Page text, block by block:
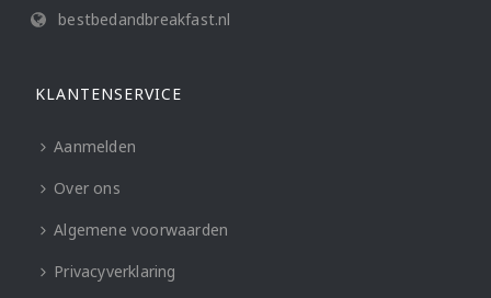
bestbedandbreakfast.nl
KLANTENSERVICE
Aanmelden
Over ons
Algemene voorwaarden
Privacyverklaring